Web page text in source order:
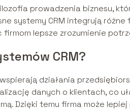
prowadzenia biznesu,
systemy CRM integrują
firmom lepsze zrozumienie
CRM?
działania
danych o klientach, co
Dzięki temu firma może